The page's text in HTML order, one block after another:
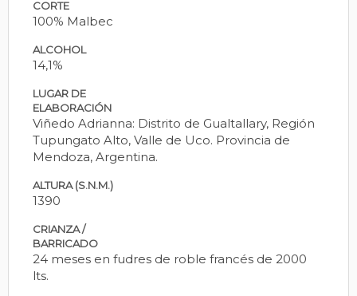
CORTE
100% Malbec
ALCOHOL
14,1%
LUGAR DE
ELABORACIÓN
Viñedo Adrianna: Distrito de Gualtallary, Región
Tupungato Alto, Valle de Uco. Provincia de
Mendoza, Argentina.
ALTURA (S.N.M.)
1390
CRIANZA /
BARRICADO
24 meses en fudres de roble francés de 2000
lts.